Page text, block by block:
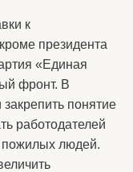
к
президента
«Единая
фронт. В
понятие
работодателей
пожилых людей.